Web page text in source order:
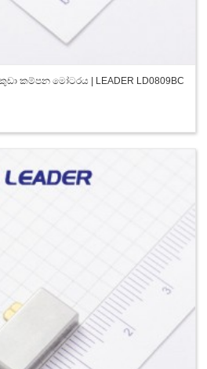
කම්පන මෝටරය | LEADER LD0809BC